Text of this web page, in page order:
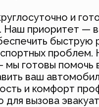
и
Наш приоритет —
быструю
проблем.
мы готовы помочь
ваш
и комфорт
вызова